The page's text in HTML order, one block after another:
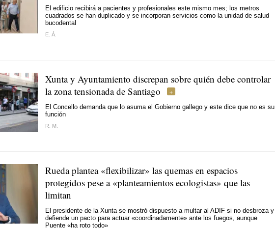
El edificio recibirá a pacientes y profesionales este mismo mes; los metros
cuadrados se han duplicado y se incorporan servicios como la unidad de salud
bucodental
E. Á.
Xunta y Ayuntamiento discrepan sobre quién debe controlar
la zona tensionada de Santiago
El Concello demanda que lo asuma el Gobierno gallego y este dice que no es su
función
R. M.
Rueda plantea «flexibilizar» las quemas en espacios
protegidos pese a «planteamientos ecologistas» que las
limitan
El presidente de la Xunta se mostró dispuesto a multar al ADIF si no desbroza y
defiende un pacto para actuar «coordinadamente» ante los fuegos, aunque
Puente «ha roto todo»